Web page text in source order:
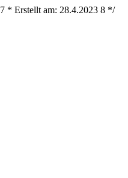
7 * Erstellt am: 28.4.2023 8 */